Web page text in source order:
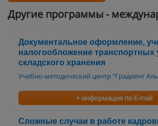
Другие программы -
Документальное оформление,
налогообложение транспортных
складского хранения
Учебно-методический центр "Градиент
+ информация по E-mail
Сложные случаи в работе